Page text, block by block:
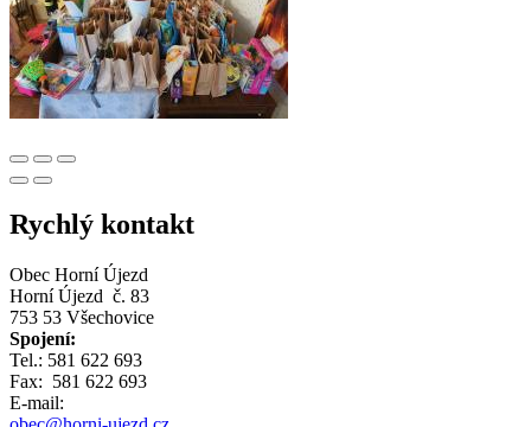
Rychlý kontakt
Obec Horní Újezd
Horní Újezd č. 83
753 53 Všechovice
Spojení:
Tel.: 581 622 693
Fax: 581 622 693
E-mail: